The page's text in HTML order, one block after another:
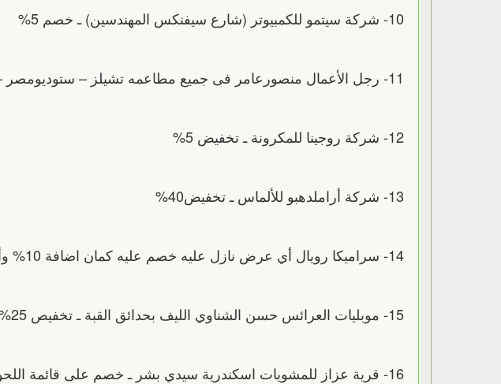
10- شركة سيتمو للكمبيوتر (شارع سيفنكس المهندسين) ـ خصم 5%
11- رجل الأعمال منصورعامر فى جميع مطاعمه تشيلز – ستوديومصر – حلقة السمك ـ تخفيض10%
12- شركة روجينا للمكرونة ـ تخفيض 5%
13- شركة أراملدهبو للألماس ـ تخفيض40%
14- سراميكا رويال أي عرض نازل عليه خصم عليه كمان اضافة 10% وأي حاجة من المصنع خصم 50%
15- موبليات العرائس حسن الشناوي الليف بحدائق القبة ـ تخفيص 25%
16- قرية عزاز للمشويات اسكندرية سيدي بشر ـ خصم على قائمة اللحوم البلدى وقائمة المأكولات الشهية 15%